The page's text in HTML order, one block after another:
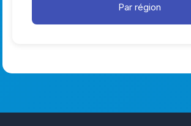
Par région